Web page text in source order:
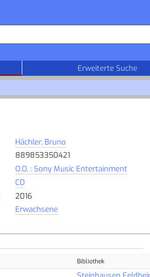
Erweiterte Suche
Hächler, Bruno
889853350421
O.O. : Sony Music Entertainment
CD
2016
Erwachsene
Bibliothek